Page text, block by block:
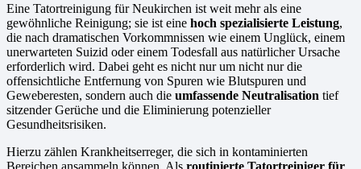
Eine Tatortreinigung für Neukirchen ist weit mehr als eine
gewöhnliche Reinigung; sie ist eine hoch spezialisierte Leistung,
die nach dramatischen Vorkommnissen wie einem Unglück, einem
unerwarteten Suizid oder einem Todesfall aus natürlicher Ursache
erforderlich wird. Dabei geht es nicht nur um nicht nur die
offensichtliche Entfernung von Spuren wie Blutspuren und
Geweberesten, sondern auch die umfassende Neutralisation tief
sitzender Gerüche und die Eliminierung potenzieller
Gesundheitsrisiken.
Hierzu zählen Krankheitserreger, die sich in kontaminierten
Bereichen ansammeln können. Als routinierte Tatortreiniger für